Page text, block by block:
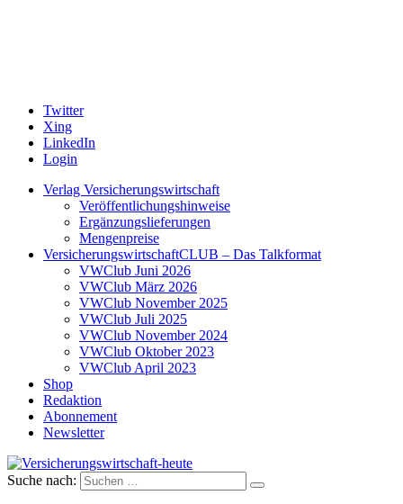
Twitter
Xing
LinkedIn
Login
Verlag Versicherungswirtschaft
Veröffentlichungshinweise
Ergänzungslieferungen
Mengenpreise
VersicherungswirtschaftCLUB – Das Talkformat
VWClub Juni 2026
VWClub März 2026
VWClub November 2025
VWClub Juli 2025
VWClub November 2024
VWClub Oktober 2023
VWClub April 2023
Shop
Redaktion
Abonnement
Newsletter
Versicherungswirtschaft-heute
Suche nach: